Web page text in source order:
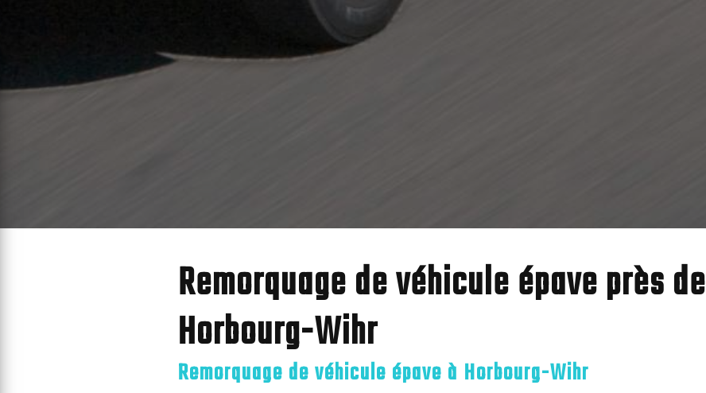
Remorquage de véhicule épave près de
Horbourg-Wihr
Remorquage de véhicule épave à Horbourg-Wihr